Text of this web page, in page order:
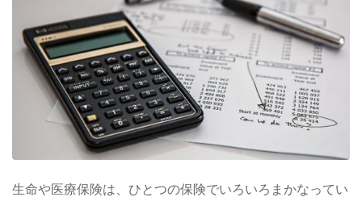
生命や医療保険は、ひとつの保険でいろいろまかなってい